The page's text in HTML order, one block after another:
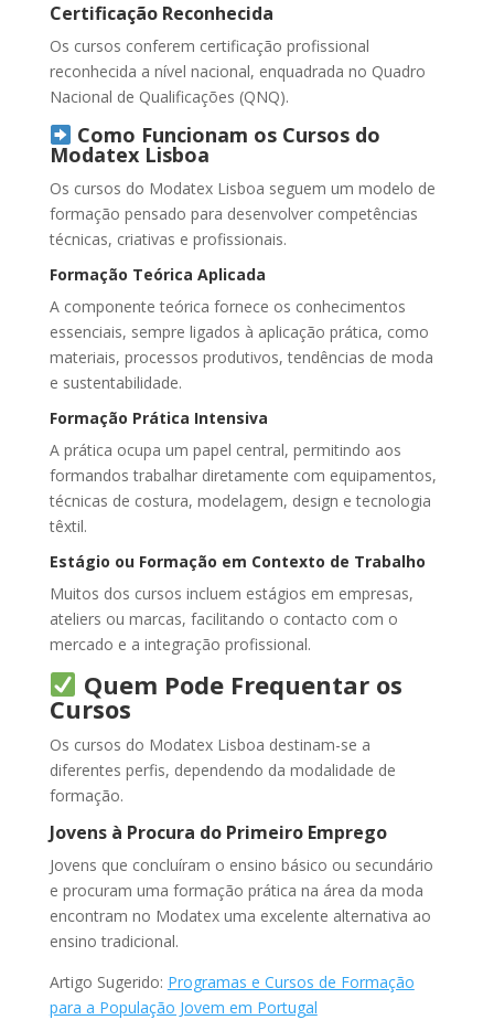
Certificação Reconhecida
Os cursos conferem certificação profissional
reconhecida a nível nacional, enquadrada no Quadro
Nacional de Qualificações (QNQ).
Como Funcionam os Cursos do
Modatex Lisboa
Os cursos do Modatex Lisboa seguem um modelo de
formação pensado para desenvolver competências
técnicas, criativas e profissionais.
Formação Teórica Aplicada
A componente teórica fornece os conhecimentos
essenciais, sempre ligados à aplicação prática, como
materiais, processos produtivos, tendências de moda
e sustentabilidade.
Formação Prática Intensiva
A prática ocupa um papel central, permitindo aos
formandos trabalhar diretamente com equipamentos,
técnicas de costura, modelagem, design e tecnologia
têxtil.
Estágio ou Formação em Contexto de Trabalho
Muitos dos cursos incluem estágios em empresas,
ateliers ou marcas, facilitando o contacto com o
mercado e a integração profissional.
Quem Pode Frequentar os
Cursos
Os cursos do Modatex Lisboa destinam-se a
diferentes perfis, dependendo da modalidade de
formação.
Jovens à Procura do Primeiro Emprego
Jovens que concluíram o ensino básico ou secundário
e procuram uma formação prática na área da moda
encontram no Modatex uma excelente alternativa ao
ensino tradicional.
Artigo Sugerido: Programas e Cursos de Formação
para a População Jovem em Portugal